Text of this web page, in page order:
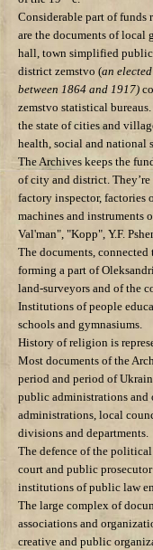
Considerable part of funds
are the documents of local
hall, town simplified
district zemstvo (an
between 1864 and 1917)
zemstvo statistical
the state of cities and
health, social and national
The Archives keeps the
of city and district.
factory inspector,
machines and instruments
Val'man", "Kopp", Y.F.
The documents,
forming a part of
land-surveyors and of the
Institutions of people
schools and gymnasiums.
History of religion is
Most documents of the
period and period of
public administrations and
administrations, local
divisions and departments.
The defence of the
court and public
institutions of public law
The large complex of
associations and
creative and public